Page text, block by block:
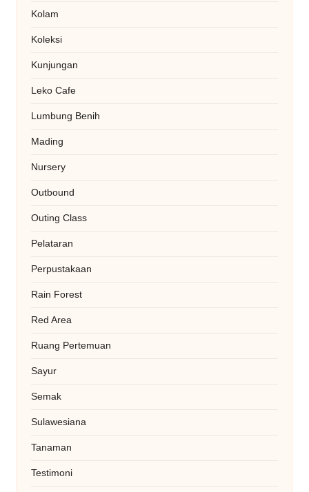
Kolam
Koleksi
Kunjungan
Leko Cafe
Lumbung Benih
Mading
Nursery
Outbound
Outing Class
Pelataran
Perpustakaan
Rain Forest
Red Area
Ruang Pertemuan
Sayur
Semak
Sulawesiana
Tanaman
Testimoni